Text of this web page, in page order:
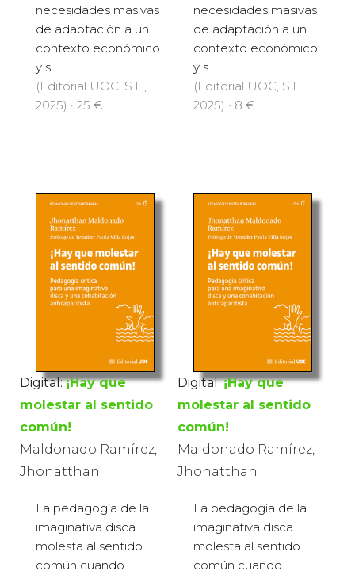
necesidades masivas
de adaptación a un
contexto económico
y s...
(Editorial UOC, S.L.,
2025) · 25 €
necesidades masivas
de adaptación a un
contexto económico
y s...
(Editorial UOC, S.L.,
2025) · 8 €
Digital: ¡Hay que
molestar al sentido
común!
Maldonado Ramírez,
Jhonatthan
La pedagogía de la
imaginativa disca
molesta al sentido
común cuando
Digital: ¡Hay que
molestar al sentido
común!
Maldonado Ramírez,
Jhonatthan
La pedagogía de la
imaginativa disca
molesta al sentido
común cuando